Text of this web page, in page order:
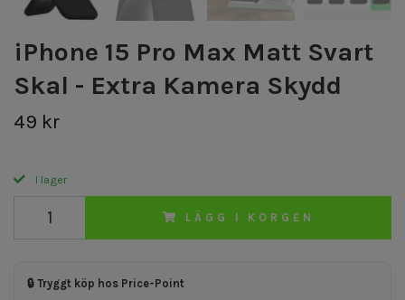
iPhone 15 Pro Max Matt Svart
Skal - Extra Kamera Skydd
49 kr
I lager
LÄGG I KORGEN
🔒 Tryggt köp hos Price-Point